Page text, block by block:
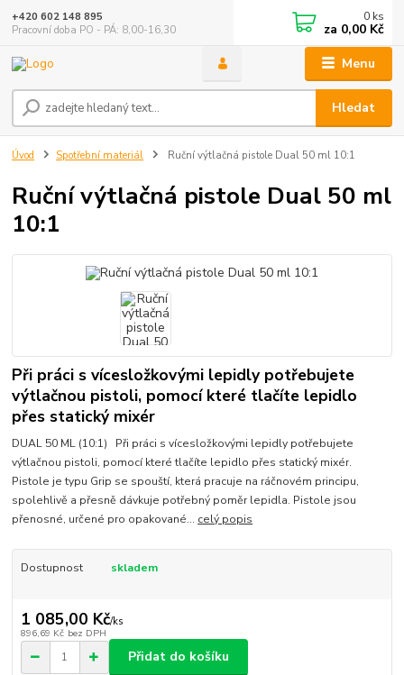
Menu
Hledat
+420 602 148 895
Pracovní doba PO - PÁ: 8,00-16,30
0 ks
za 0,00 Kč
Úvod Spotřební materiál Ruční výtlačná pistole Dual 50 ml 10:1
Ruční výtlačná pistole Dual 50 ml
10:1
Při práci s vícesložkovými lepidly potřebujete
výtlačnou pistoli, pomocí které tlačíte lepidlo
přes statický mixér
DUAL 50 ML (10:1) Při práci s vícesložkovými lepidly potřebujete
výtlačnou pistoli, pomocí které tlačíte lepidlo přes statický mixér.
Pistole je typu Grip se spouští, která pracuje na ráčnovém principu,
spolehlivě a přesně dávkuje potřebný poměr lepidla. Pistole jsou
přenosné, určené pro opakované... celý popis
Dostupnost skladem
1 085,00 Kč/ks
896,69 Kč bez DPH
Přidat do košíku